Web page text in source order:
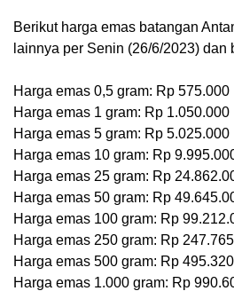
Berikut harga emas batangan
lainnya per Senin (26/6/2023) dan
Harga emas 0,5 gram: Rp 575.000
Harga emas 1 gram: Rp 1.050.000
Harga emas 5 gram: Rp 5.025.000
Harga emas 10 gram: Rp
Harga emas 25 gram: Rp
Harga emas 50 gram: Rp
Harga emas 100 gram: Rp
Harga emas 250 gram: Rp
Harga emas 500 gram: Rp
Harga emas 1.000 gram: Rp